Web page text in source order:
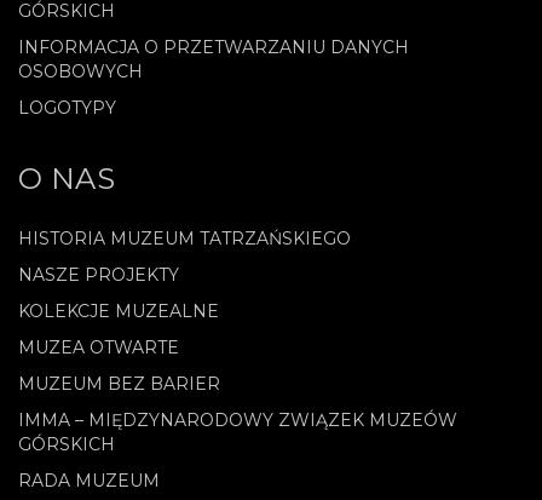
GÓRSKICH
INFORMACJA O PRZETWARZANIU DANYCH
OSOBOWYCH
LOGOTYPY
O NAS
HISTORIA MUZEUM TATRZAŃSKIEGO
NASZE PROJEKTY
KOLEKCJE MUZEALNE
MUZEA OTWARTE
MUZEUM BEZ BARIER
IMMA – MIĘDZYNARODOWY ZWIĄZEK MUZEÓW
GÓRSKICH
RADA MUZEUM